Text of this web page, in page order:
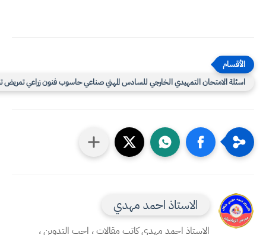
الامتحان التمهيدي الخارجي للسادس المهني صناعي حاسوب فنون زراعي تمريض تجاري
الاستاذ احمد مهدي
الاستاذ احمد مهدي كاتب مقالات ، احب التدوين ،